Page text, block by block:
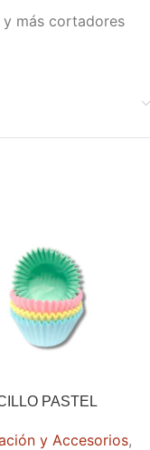
más cortadores
PASTEL
y Accesorios,